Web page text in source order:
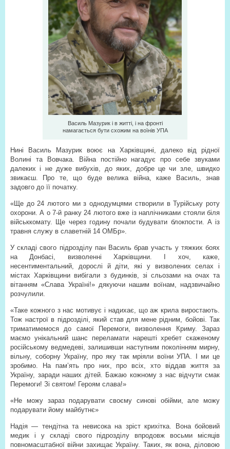
Василь Мазурик і в житті, і на фронті
намагається бути схожим на воїнів УПА
Нині Василь Мазурик воює на Харківщині, далеко від рідної
Волині та Вовчака. Війна постійно нагадує про себе звуками
далеких і не дуже вибухів, до яких, добре це чи зле, швидко
звикаєш. Про те, що буде велика війна, каже Василь, знав
задовго до її початку.
«Ще до 24 лютого ми з однодумцями створили в Турійську роту
охорони. А о 7-й ранку 24 лютого вже із наплічниками стояли біля
військкомату. Ще через годину почали будувати блокпости. А із
травня служу в славетній 14 ОМБр».
У складі свого підрозділу пан Василь брав участь у тяжких боях
на Донбасі, визволенні Харківщини. І хоч, каже,
несентиментальний, дорослі й діти, які у визволених селах і
містах Харківщини вибігали з будинків, зі сльозами на очах та
вітанням «Слава Україні!» дякуючи нашим воїнам, надзвичайно
розчулили.
«Таке кожного з нас мотивує і надихає, що аж крила виростають.
Тож настрої в підрозділі, який став для мене рідним, бойові. Так
триматимемося до самої Перемоги, визволення Криму. Зараз
маємо унікальний шанс переламати нарешті хребет скаженому
російському ведмедеві, залишивши наступним поколінням мирну,
вільну, соборну Україну, про яку так мріяли воїни УПА. І ми це
зробимо. На пам’ять про них, про всіх, хто віддав життя за
Україну, заради наших дітей. Бажаю кожному з нас відчути смак
Перемоги! Зі святом! Героям слава!»
«Не можу зараз подарувати своєму синові обійми, але можу
подарувати йому майбутнє»
Надія — тендітна та невисока на зріст крихітка. Вона бойовий
медик і у складі свого підрозділу впродовж восьми місяців
повномасштабної війни захищає Україну. Таких, як вона, діловою